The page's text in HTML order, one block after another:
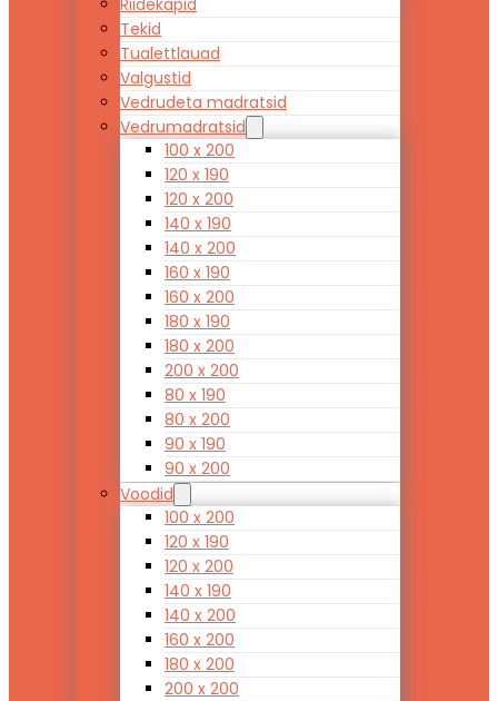
Riidekapid
Tekid
Tualettlauad
Valgustid
Vedrudeta madratsid
Vedrumadratsid
100 x 200
120 x 190
120 x 200
140 x 190
140 x 200
160 x 190
160 x 200
180 x 190
180 x 200
200 x 200
80 x 190
80 x 200
90 x 190
90 x 200
Voodid
100 x 200
120 x 190
120 x 200
140 x 190
140 x 200
160 x 200
180 x 200
200 x 200